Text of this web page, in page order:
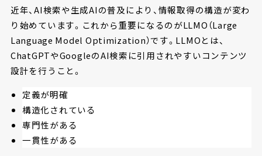
近年、AI検索や生成AIの普及により、情報取得の構造が変わ
り始めています。これから重要になるのがLLMO（Large
Language Model Optimization）です。LLMOとは、
ChatGPTやGoogleのAI検索に引用されやすいコンテンツ
設計を行うこと。
定義が明確
構造化されている
専門性がある
一貫性がある